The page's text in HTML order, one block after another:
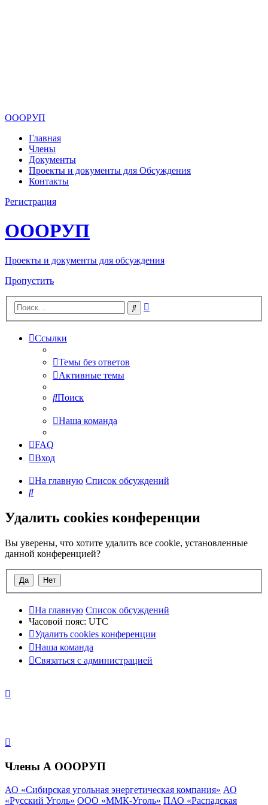
ОООРУП
Главная
Члены
Документы
Проекты и документы для Обсуждения
Контакты
Регистрация
ОООРУП
Проекты и документы для обсуждения
Пропустить
Поиск
Ссылки
Темы без ответов
Активные темы
Поиск
Наша команда
FAQ
Вход
На главную Список обсуждений
Поиск
Удалить cookies конференции
Вы уверены, что хотите удалить все cookie, установленные
данной конференцией?
На главную Список обсуждений
Часовой пояс: UTC
Удалить cookies конференции
Наша команда
Связаться с администрацией
Члены А ОООРУП
АО «Сибирская угольная энергетическая компания» АО
«Русский Уголь» ООО «ММК-Уголь» ПАО «Распадская